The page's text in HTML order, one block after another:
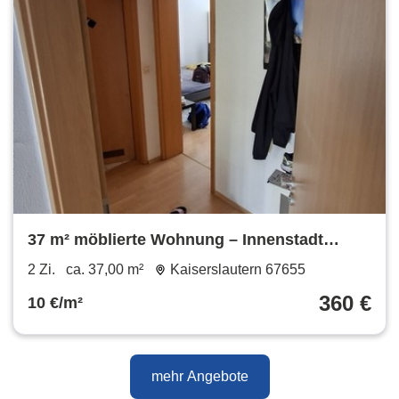
37 m² möblierte Wohnung – Innenstadt
Kaiserslautern
2 Zi. ca. 37,00 m² Kaiserslautern 67655
10 €/m² 360 €
mehr Angebote